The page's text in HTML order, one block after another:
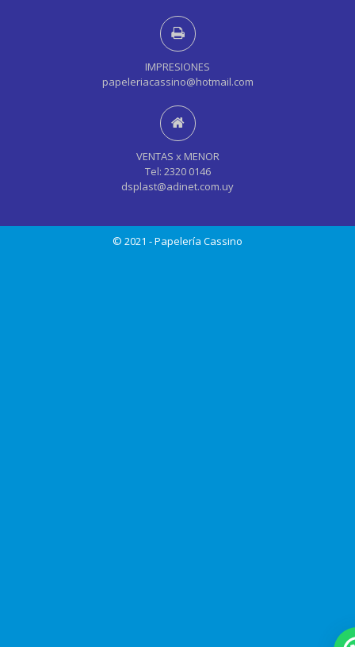
IMPRESIONES
papeleriacassino@hotmail.com
VENTAS x MENOR
Tel: 2320 0146
dsplast@adinet.com.uy
© 2021 - Papelería Cassino